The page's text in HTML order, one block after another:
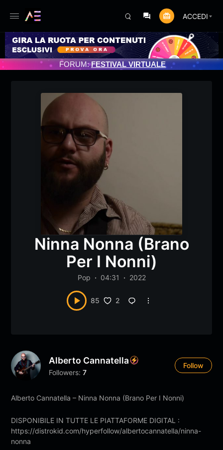
ACCEDI
FORUM:FESTIVAL VIRTUALE
Ninna Nonna (Brano
Per I Nonni)
Pop 04:31 2022
85 2
Alberto Cannatella
Followers: 7
Follow
Alberto Cannatella – Ninna Nonna (Brano Per I Nonni)
DISPONIBILE IN TUTTE LE PIATTAFORME DIGITAL :
https://distrokid.com/hyperfollow/albertocannatella/ninna-
nonna